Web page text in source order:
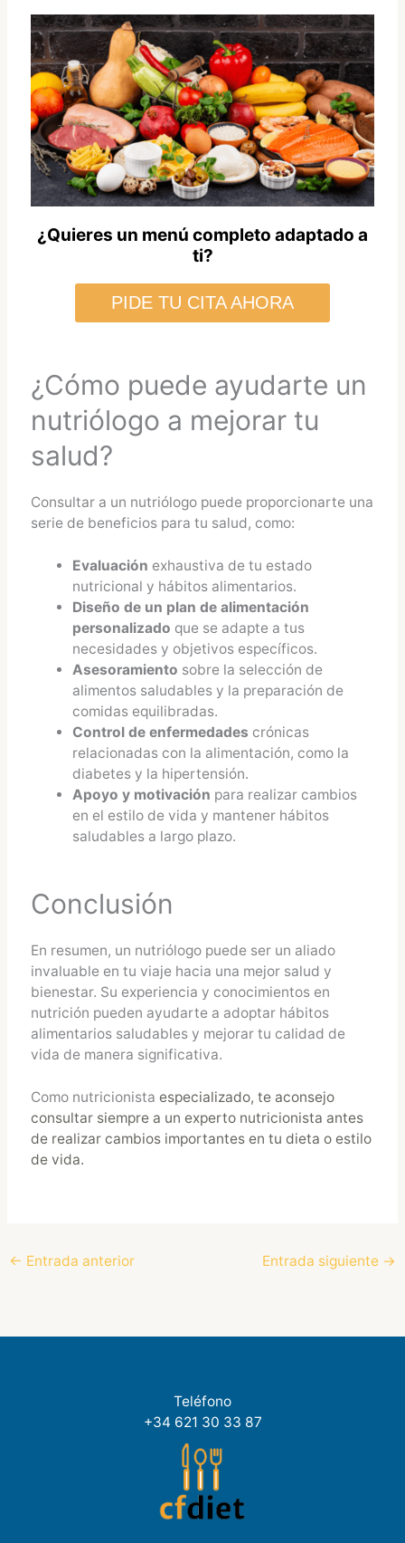
¿Quieres un menú completo adaptado a
ti?
PIDE TU CITA AHORA
¿Cómo puede ayudarte un
nutriólogo a mejorar tu
salud?
Consultar a un nutriólogo puede proporcionarte una
serie de beneficios para tu salud, como:
Evaluación exhaustiva de tu estado
nutricional y hábitos alimentarios.
Diseño de un plan de alimentación
personalizado que se adapte a tus
necesidades y objetivos específicos.
Asesoramiento sobre la selección de
alimentos saludables y la preparación de
comidas equilibradas.
Control de enfermedades crónicas
relacionadas con la alimentación, como la
diabetes y la hipertensión.
Apoyo y motivación para realizar cambios
en el estilo de vida y mantener hábitos
saludables a largo plazo.
Conclusión
En resumen, un nutriólogo puede ser un aliado
invaluable en tu viaje hacia una mejor salud y
bienestar. Su experiencia y conocimientos en
nutrición pueden ayudarte a adoptar hábitos
alimentarios saludables y mejorar tu calidad de
vida de manera significativa.
Como nutricionista especializado, te aconsejo
consultar siempre a un experto nutricionista antes
de realizar cambios importantes en tu dieta o estilo
de vida.
← Entrada anterior Entrada siguiente →
Teléfono
+34 621 30 33 87